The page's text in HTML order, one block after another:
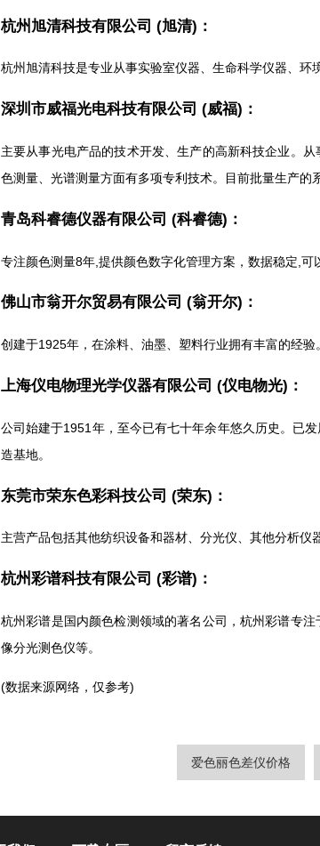
杭州旭清科技有限公司 (旭清)：
杭州旭清科技是专业从事实验室仪器、生命科学仪器、环
深圳市威福光电科技有限公司 (威福)：
主要从事光电产品的技术开发、生产的高新科技企业。
色测量、光谱测量方面有多项专利技术。目前批量生产的
青岛科睿德仪器有限公司 (科睿德)：
专注颜色测量8年,提供颜色数字化管理方案，数据稳定,可
佛山市翁开尔贸易有限公司 (翁开尔)：
创建于1925年，在涂料、油墨、塑料行业拥有丰富的经验。
上海仪电物理光学仪器有限公司 (仪电物光)：
公司始建于1951年，至今已有七十年余年悠久历史。已
造基地。
东莞市荣东色彩科技公司 (荣东)：
主营产品包括其他纺织设备和器材、分光仪、其他分析仪
杭州彩谱科技有限公司 (彩谱)：
杭州彩谱是国内颜色检测领域的著名公司，杭州彩谱专
像分光测色仪等。
(数据来源网络，仅参考)
爱色丽色差仪价格